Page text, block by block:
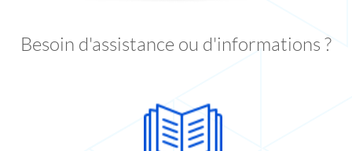
Besoin d'assistance ou d'informations ?